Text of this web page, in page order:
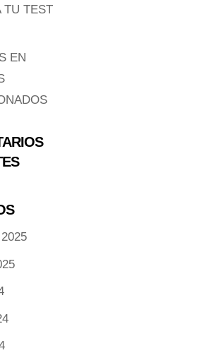
TU TEST
EN